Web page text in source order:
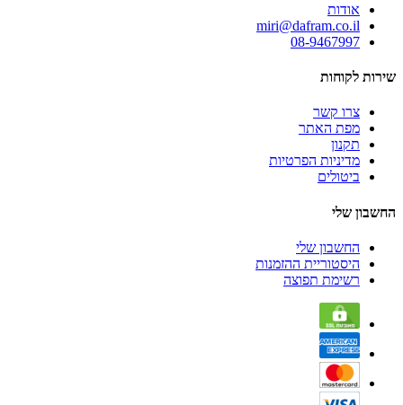
אודות
miri@dafram.co.il
08-9467997
שירות לקוחות
צרו קשר
מפת האתר
תקנון
מדיניות הפרטיות
ביטולים
החשבון שלי
החשבון שלי
היסטוריית ההזמנות
רשימת תפוצה